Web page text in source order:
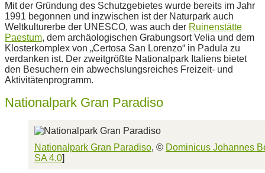
Mit der Gründung des Schutzgebietes wurde bereits im Jahr
1991 begonnen und inzwischen ist der Naturpark auch
Weltkulturerbe der UNESCO, was auch der Ruinenstätte
Paestum, dem archäologischen Grabungsort Velia und dem
Klosterkomplex von „Certosa San Lorenzo“ in Padula zu
verdanken ist. Der zweitgrößte Nationalpark Italiens bietet
den Besuchern ein abwechslungsreiches Freizeit- und
Aktivitätenprogramm.
Nationalpark Gran Paradiso
Nationalpark Gran Paradiso, © Dominicus Johannes
SA 4.0]